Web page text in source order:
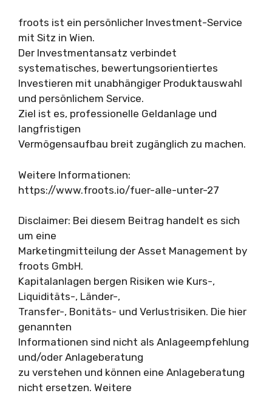
froots ist ein persönlicher Investment-Service
mit Sitz in Wien.
Der Investmentansatz verbindet
systematisches, bewertungsorientiertes
Investieren mit unabhängiger Produktauswahl
und persönlichem Service.
Ziel ist es, professionelle Geldanlage und
langfristigen
Vermögensaufbau breit zugänglich zu machen.
Weitere Informationen:
https://www.froots.io/fuer-alle-unter-27
Disclaimer: Bei diesem Beitrag handelt es sich
um eine
Marketingmitteilung der Asset Management by
froots GmbH.
Kapitalanlagen bergen Risiken wie Kurs-,
Liquiditäts-, Länder-,
Transfer-, Bonitäts- und Verlustrisiken. Die hier
genannten
Informationen sind nicht als Anlageempfehlung
und/oder Anlageberatung
zu verstehen und können eine Anlageberatung
nicht ersetzen. Weitere